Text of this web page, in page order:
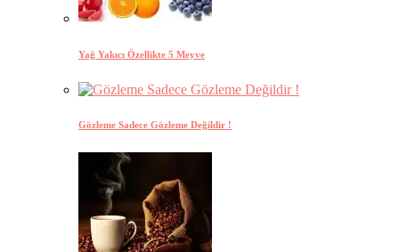
Yağ Yakıcı Özellikte 5 Meyve
Gözleme Sadece Gözleme Değildir !